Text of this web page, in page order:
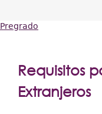
está
aquí
Pregrado
Requisitos
Extranjeros